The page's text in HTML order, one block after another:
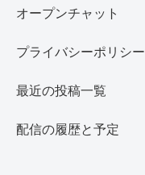
オープンチャット
プライバシーポリシー
最近の投稿一覧
配信の履歴と予定